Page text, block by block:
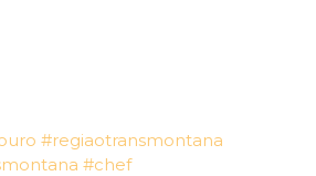
#regiaotransmontana
#chef